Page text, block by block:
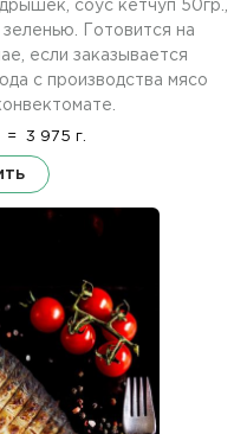
соус кетчуп 50гр.,
Готовится на
если заказывается
с производства мясо
= 3 975 г.